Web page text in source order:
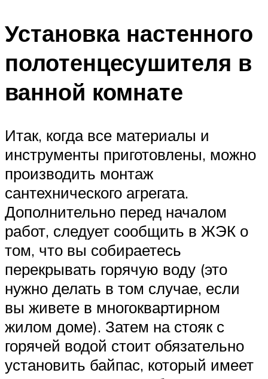
Установка настенного
полотенцесушителя в
ванной комнате
Итак, когда все материалы и
инструменты приготовлены, можно
производить монтаж
сантехнического агрегата.
Дополнительно перед началом
работ, следует сообщить в ЖЭК о
том, что вы собираетесь
перекрывать горячую воду (это
нужно делать в том случае, если
вы живете в многоквартирном
жилом доме). Затем на стояк с
горячей водой стоит обязательно
установить байпас, который имеет